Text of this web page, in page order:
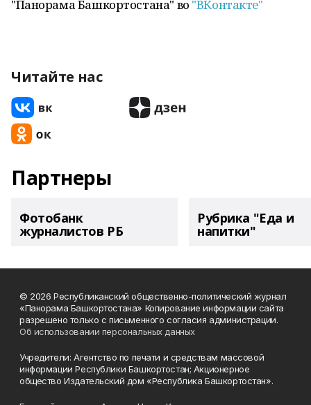
"Панорама Башкортостана" во "ВКонтакте"
Читайте нас
Партнеры
Фотобанк
журналистов РБ
Рубрика "Еда и
напитки"
© 2026 Республиканский общественно-политический журнал
«Панорама Башкортостана» Копирование информации сайта
разрешено только с письменного согласия администрации.
Об использовании персональных данных
Учредители: Агентство по печати и средствам массовой
информации Республики Башкортостан; Акционерное
общество Издательский дом «Республика Башкортостан».